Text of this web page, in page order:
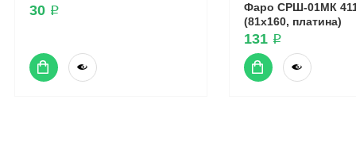
30 ₽
Фаро СРШ-01МК
(81x160, платина)
131 ₽